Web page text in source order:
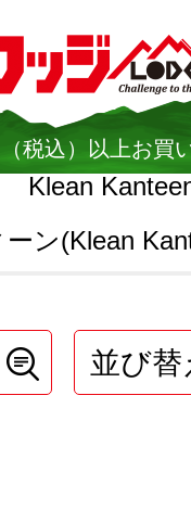
税込）以上お買
Klean
ン(Klean
並び替